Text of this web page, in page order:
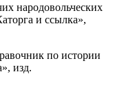
народовольческих
и ссылка»,
по истории
изд.